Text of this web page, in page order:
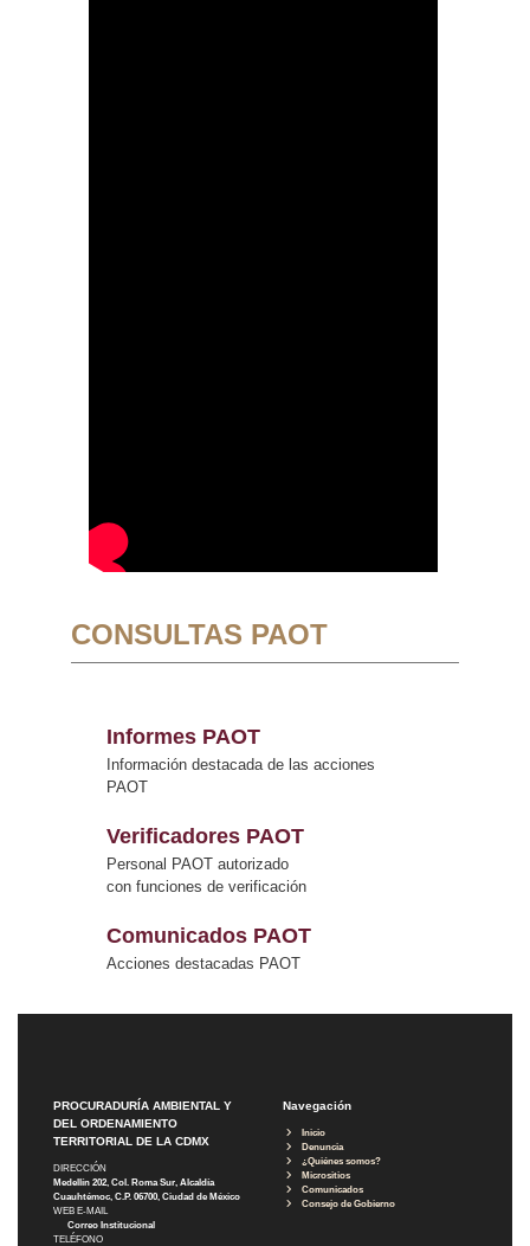
CONSULTAS PAOT
Informes PAOT
Información destacada de las acciones
PAOT
Verificadores PAOT
Personal PAOT autorizado
con funciones de verificación
Comunicados PAOT
Acciones destacadas PAOT
PROCURADURÍA AMBIENTAL Y
DEL ORDENAMIENTO
TERRITORIAL DE LA CDMX
DIRECCIÓN
Medellín 202, Col. Roma Sur, Alcaldía
Cuauhtémoc, C.P. 06700, Ciudad de México
WEB E-MAIL
Correo Institucional
TELÉFONO
Navegación
Inicio
Denuncia
¿Quiénes somos?
Micrositios
Comunicados
Consejo de Gobierno